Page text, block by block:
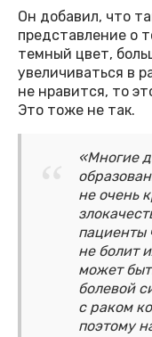
Он добавил, что
представление о
темный цвет,
увеличиваться в
не нравится, то
Это тоже не так.
«Многие
не очень
пациенты
не болит
может
болевой
с раком
поэтому